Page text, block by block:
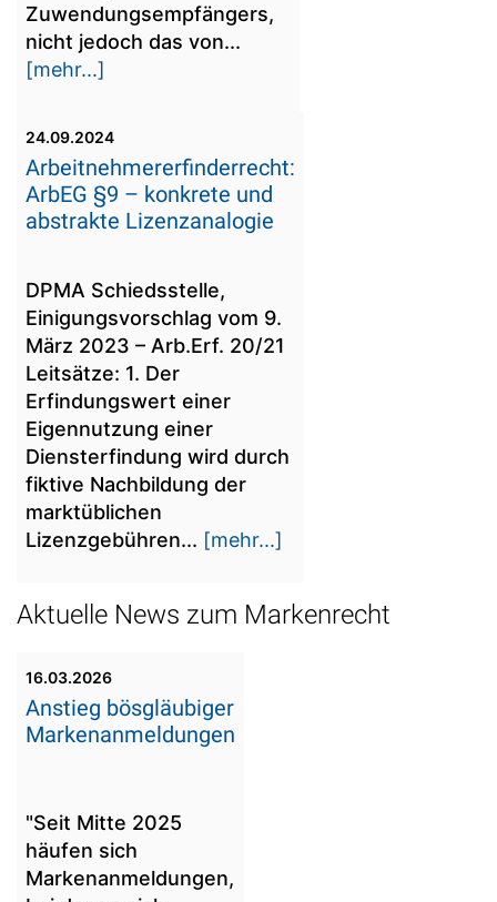
Zuwendungsempfängers,
nicht jedoch das von...
[mehr...]
24.09.2024
Arbeitnehmererfinderrecht:
ArbEG §9 – konkrete und
abstrakte Lizenzanalogie
DPMA Schiedsstelle,
Einigungsvorschlag vom 9.
März 2023 – Arb.Erf. 20/21
Leitsätze: 1. Der
Erfindungswert einer
Eigennutzung einer
Diensterfindung wird durch
fiktive Nachbildung der
marktüblichen
Lizenzgebühren... [mehr...]
Aktuelle News zum Markenrecht
16.03.2026
Anstieg bösgläubiger
Markenanmeldungen
"Seit Mitte 2025
häufen sich
Markenanmeldungen,